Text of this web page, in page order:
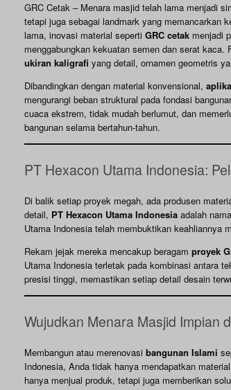
GRC Cetak – Menara masjid telah lama menjadi
tetapi juga sebagai landmark yang memancarkan
lama, inovasi material seperti GRC cetak menjadi
menggabungkan kekuatan semen dan serat
ukiran kaligrafi yang detail, ornamen geometris
Dibandingkan dengan material konvensional,
mengurangi beban struktural pada fondasi
cuaca ekstrem, tidak mudah berlumut, dan
bangunan selama bertahun-tahun.
PT Hexacon Utama Indonesia:
Di balik setiap proyek megah, ada produsen
detail, PT Hexacon Utama Indonesia adalah
Utama Indonesia telah membuktikan keahliannya
Rekam jejak mereka mencakup beragam proyek
Utama Indonesia terletak pada kombinasi antara
presisi tinggi, memastikan setiap detail desain
Wujudkan Menara Masjid Impian
Membangun atau merenovasi bangunan Islami
Indonesia, Anda tidak hanya mendapatkan
hanya menjual produk, tetapi juga memberikan